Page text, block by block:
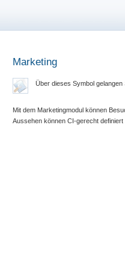
Marketing
Über dieses Symbol
Mit dem Marketingmodul können
Aussehen können CI-gerecht definiert